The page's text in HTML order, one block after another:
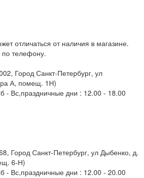
отличаться от наличия в магазине.
по телефону.
Город Санкт-Петербург, ул
А, помещ. 1Н)
- Вс,праздничные дни : 12.00 - 18.00
Город Санкт-Петербург, ул Дыбенко, д.
6-Н)
- Вс,праздничные дни : 12.00 - 20.00